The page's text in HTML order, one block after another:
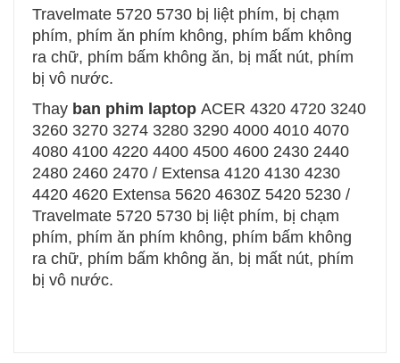
Travelmate 5720 5730 bị liệt phím, bị chạm
phím, phím ăn phím không, phím bấm không
ra chữ, phím bấm không ăn, bị mất nút, phím
bị vô nước.
Thay ban phim laptop ACER 4320 4720 3240
3260 3270 3274 3280 3290 4000 4010 4070
4080 4100 4220 4400 4500 4600 2430 2440
2480 2460 2470 / Extensa 4120 4130 4230
4420 4620 Extensa 5620 4630Z 5420 5230 /
Travelmate 5720 5730 bị liệt phím, bị chạm
phím, phím ăn phím không, phím bấm không
ra chữ, phím bấm không ăn, bị mất nút, phím
bị vô nước.